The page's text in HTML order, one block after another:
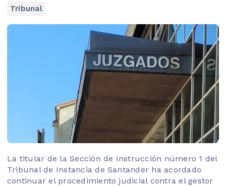
Tribunal
La titular de la Sección de Instrucción número 1 del
Tribunal de Instancia de Santander ha acordado
continuar el procedimiento judicial contra el gestor